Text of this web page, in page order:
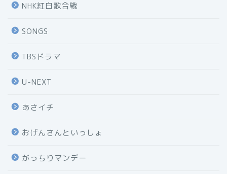
NHK紅白歌合戦
SONGS
TBSドラマ
U-NEXT
あさイチ
おげんさんといっしょ
がっちりマンデー